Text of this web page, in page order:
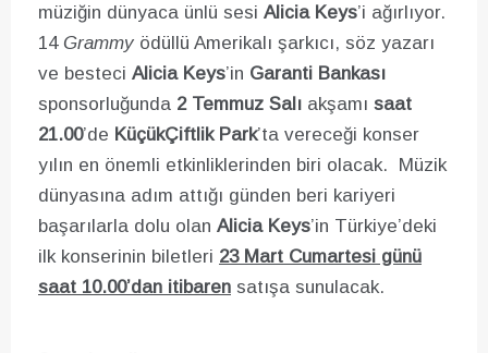
müziğin dünyaca ünlü sesi Alicia Keys’i ağırlıyor.
14 Grammy ödüllü Amerikalı şarkıcı, söz yazarı
ve besteci Alicia Keys’in Garanti Bankası
sponsorluğunda 2 Temmuz Salı akşamı saat
21.00’de KüçükÇiftlik Park’ta vereceği konser
yılın en önemli etkinliklerinden biri olacak. Müzik
dünyasına adım attığı günden beri kariyeri
başarılarla dolu olan Alicia Keys’in Türkiye’deki
ilk konserinin biletleri 23 Mart Cumartesi günü
saat 10.00’dan itibaren satışa sunulacak.